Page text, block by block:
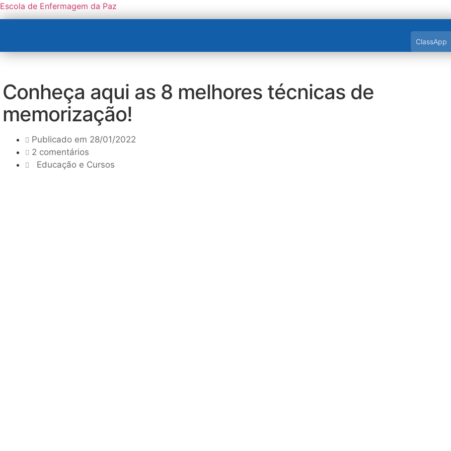
Escola de Enfermagem da Paz
ClassApp
Conheça aqui as 8 melhores técnicas de
memorização!
Publicado em 28/01/2022
2 comentários
Educação e Cursos